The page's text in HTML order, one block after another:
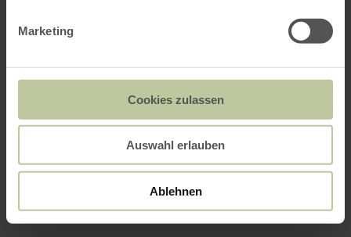
Marketing
Cookies zulassen
Auswahl erlauben
Ablehnen